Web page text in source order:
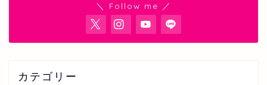
＼ Follow me ／
カテゴリー